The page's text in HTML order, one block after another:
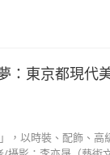
：東京都現代
，以時裝、配飾、高